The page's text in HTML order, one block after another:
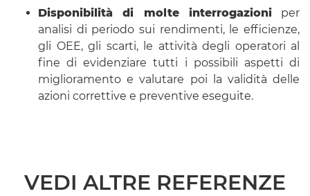
Disponibilità di molte interrogazioniper
analisi di periodo sui rendimenti, le efficienze,
gli OEE, gli scarti, le attività degli operatori al
fine di evidenziare tutti i possibili aspetti di
miglioramento e valutare poi la validità delle
azioni correttive e preventive eseguite.
VEDI ALTRE REFERENZE